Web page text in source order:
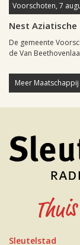
Voorschoten, 7
Nest
De gemeente
de Van
Meer Maatschappij
Sleutelstad